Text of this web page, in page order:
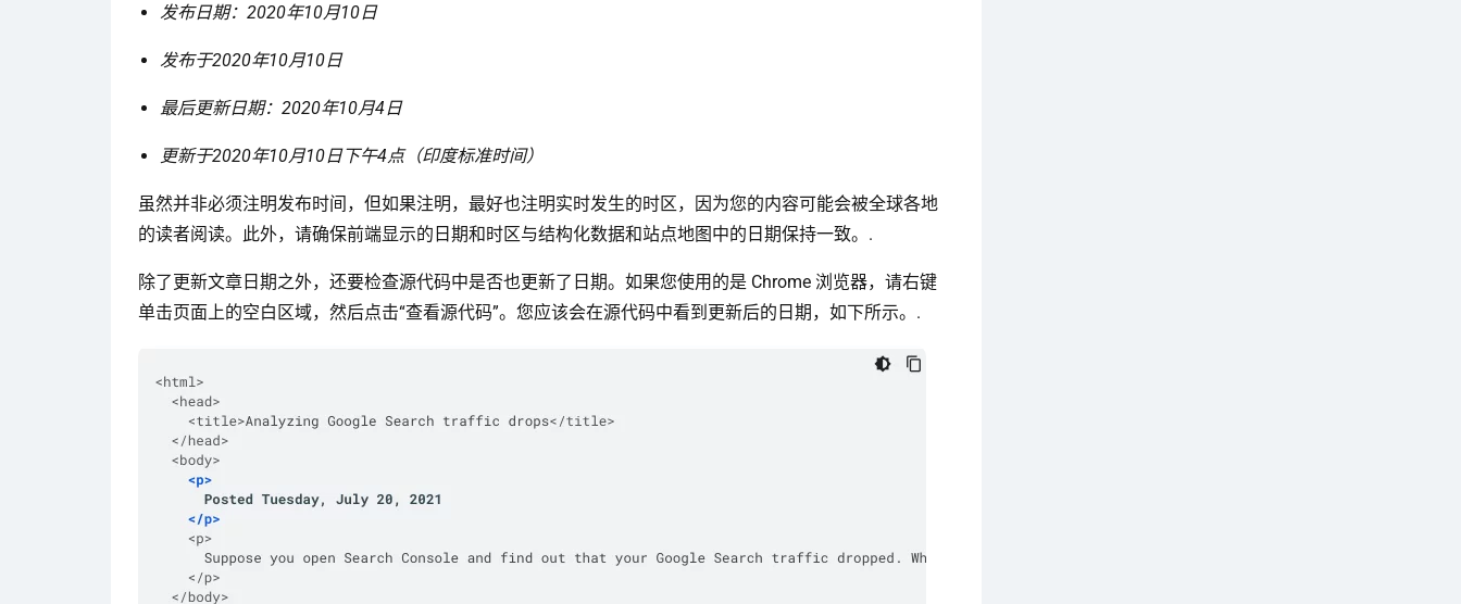
发布日期：2020年10月10日
发布于2020年10月10日
最后更新日期：2020年10月4日
更新于2020年10月10日下午4点（印度标准时间）
虽然并非必须注明发布时间，但如果注明，最好也注明实时发生的时区，因为您的内容可能会被全球各地
的读者阅读。此外，请确保前端显示的日期和时区与结构化数据和站点地图中的日期保持一致。.
除了更新文章日期之外，还要检查源代码中是否也更新了日期。如果您使用的是 Chrome 浏览器，请右键
单击页面上的空白区域，然后点击“查看源代码”。您应该会在源代码中看到更新后的日期，如下所示。.